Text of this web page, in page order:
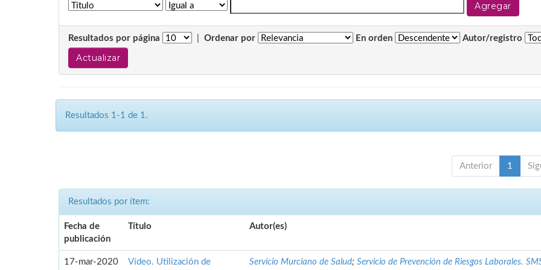
Resultados por página Ordenar por En orden Autor/registro
Resultados 1-1 de 1.
Anterior 1
Resultados por ítem:
Fecha de
publicación
Título Autor(es)
17-mar-2020 Vídeo. Utilización de Servicio Murciano de Salud;Servicio de Prevención de Riesgos Laborales.